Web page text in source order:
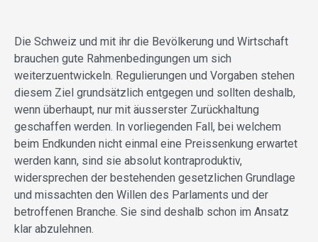
Die Schweiz und mit ihr die Bevölkerung und Wirtschaft
brauchen gute Rahmenbedingungen um sich
weiterzuentwickeln. Regulierungen und Vorgaben stehen
diesem Ziel grundsätzlich entgegen und sollten deshalb,
wenn überhaupt, nur mit äusserster Zurückhaltung
geschaffen werden. In vorliegenden Fall, bei welchem
beim Endkunden nicht einmal eine Preissenkung erwartet
werden kann, sind sie absolut kontraproduktiv,
widersprechen der bestehenden gesetzlichen Grundlage
und missachten den Willen des Parlaments und der
betroffenen Branche. Sie sind deshalb schon im Ansatz
klar abzulehnen.